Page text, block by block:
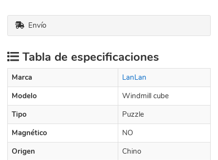
Envío
Tabla de especificaciones
Marca
LanLan
Modelo
Windmill cube
Tipo
Puzzle
Magnético
NO
Origen
Chino